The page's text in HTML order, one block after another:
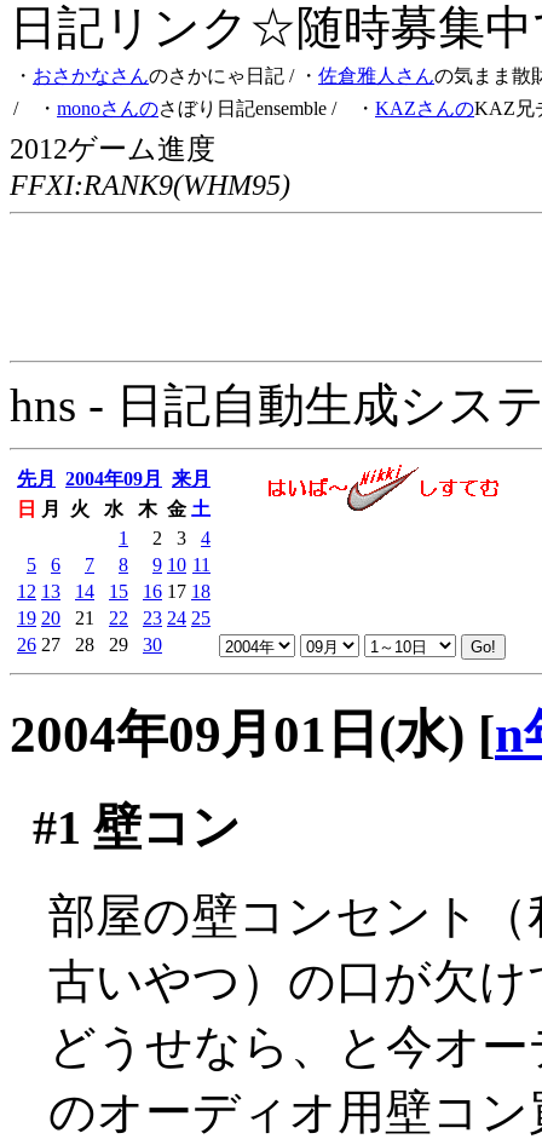
日記リンク☆随時募集
・ おさかなさんのさかにゃ日記 / ・ 佐倉雅人さんの気まま散
/ ・ monoさんのさぼり日記ensemble / ・ KAZさんのKAZ兄
2012ゲーム進度
FFXI:RANK9(WHM95)
hns - 日記自動生成シス
先月 2004年09月
来月
日
月 火 水 木 金 土
1
2 3
4
5
6 7 8 9 10 11
12 13 14 15 16 17 18
19 20 21 22 23 24 25
26 27 28 29 30
2004年09月01日(水) [n
#1 壁コン
部屋の壁コンセント
古いやつ）の口が欠
どうせなら、と今オ
のオーディオ用壁コ